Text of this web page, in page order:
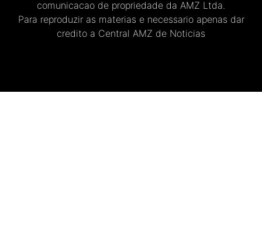
comunicacao de propriedade da AMZ Ltda.
Para reproduzir as materias e necessario apenas dar
credito a Central AMZ de Noticias